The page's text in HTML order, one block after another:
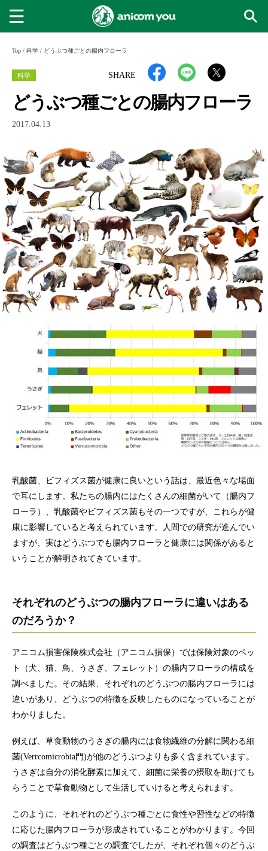
Top / 科学 / どうぶつ種ごとの腸内フローラ
SHARE
科学
どうぶつ種ごとの腸内フローラ
2017.04.13
乳酸菌、ビフィズス菌が健康に良いという話は、最近色々な場面
で耳にします。私たちの腸内にはたくさんの細菌がいて（腸内フ
ローラ）、乳酸菌やビフィズス菌もその一つですが、これらが健
康に影響していると考えられています。人間での研究が進んでい
ますが、実はどうぶつでも腸内フローラと健康には関係があると
いうことが解明されてきています。
それぞれのどうぶつの腸内フローラに違いはある
のだろうか？
アニコム損害保険株式会社（アニコム損保）では保険対象のペッ
ト（犬、猫、鳥、うさぎ、フェレット）の腸内フローラの構成を
調べました。その結果、それぞれのどうぶつの腸内フローラには
違いがあり、どうぶつの特徴を反映したものになっていることが
わかりました。
例えば、草食動物のうさぎの腸内には食物繊維の分解に関わる細
菌(Verrcomicrobia門)が他のどうぶつよりも多く含まれています。
うさぎは自分の消化酵素に加えて、細菌に栄養の摂取を助けても
らうことで草食動物として生活していけると考えられます。
このように、それぞれのどうぶつ種ごとに食性や習性などの特徴
に応じた腸内フローラが形成されていることがわかります。今回
の調査はどうぶつ種ごとの調査でしたが、それぞれ個々のどうぶ